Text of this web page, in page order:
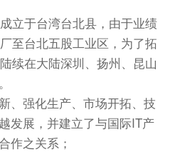
立于台湾台北县，由于业绩
至台北五股工业区，为了拓
续在大陆深圳、扬州、昆山
、强化生产、市场开拓、技
发展，并建立了与国际IT产
作之关系；